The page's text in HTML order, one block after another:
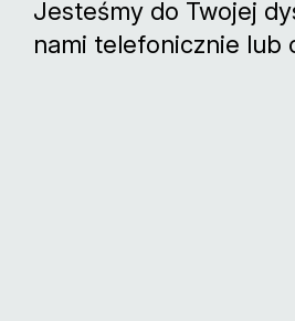
Jesteśmy do Twojej
nami telefonicznie lub